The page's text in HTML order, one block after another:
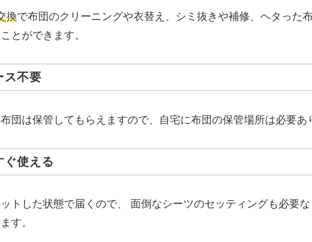
換で布団のクリーニングや衣替え、シミ抜きや補修、ヘタった
とができます。
ス不要
団は保管してもらえますので、自宅に布団の保管場所は必要あ
ぐ使える
トした状態で届くので、 面倒なシーツのセッティングも必要
す。